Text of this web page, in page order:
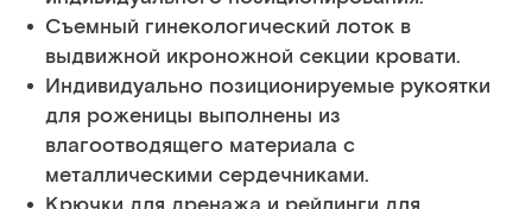
Съемный гинекологический лоток в
выдвижной икроножной секции кровати.
Индивидуально позиционируемые рукоятки
для роженицы выполнены из
влагоотводящего материала с
металлическими сердечниками.